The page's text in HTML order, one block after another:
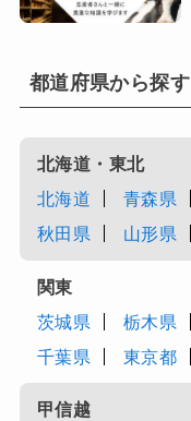
都道府県から探す
北海道・東北
北海道
青森県
秋田県
山形県
関東
茨城県
栃木県
千葉県
東京都
甲信越